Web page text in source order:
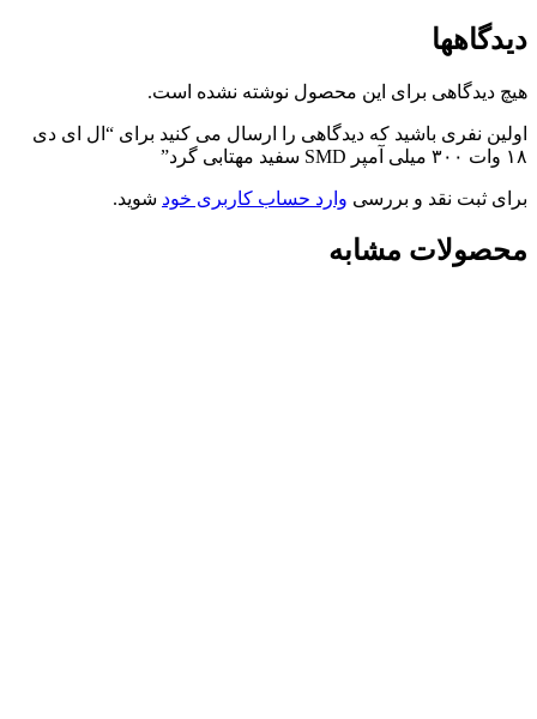
دیدگاهها
هیچ دیدگاهی برای این محصول نوشته نشده است.
اولین نفری باشید که دیدگاهی را ارسال می کنید برای “ال ای دی
۱۸ وات ۳۰۰ میلی آمپر SMD سفید مهتابی گرد”
برای ثبت نقد و بررسی وارد حساب کاربری خود شوید.
محصولات مشابه